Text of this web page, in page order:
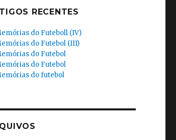
RECENTES
do Futeboll (IV)
do Futebol (III)
do Futebol
do Futebol
do futebol